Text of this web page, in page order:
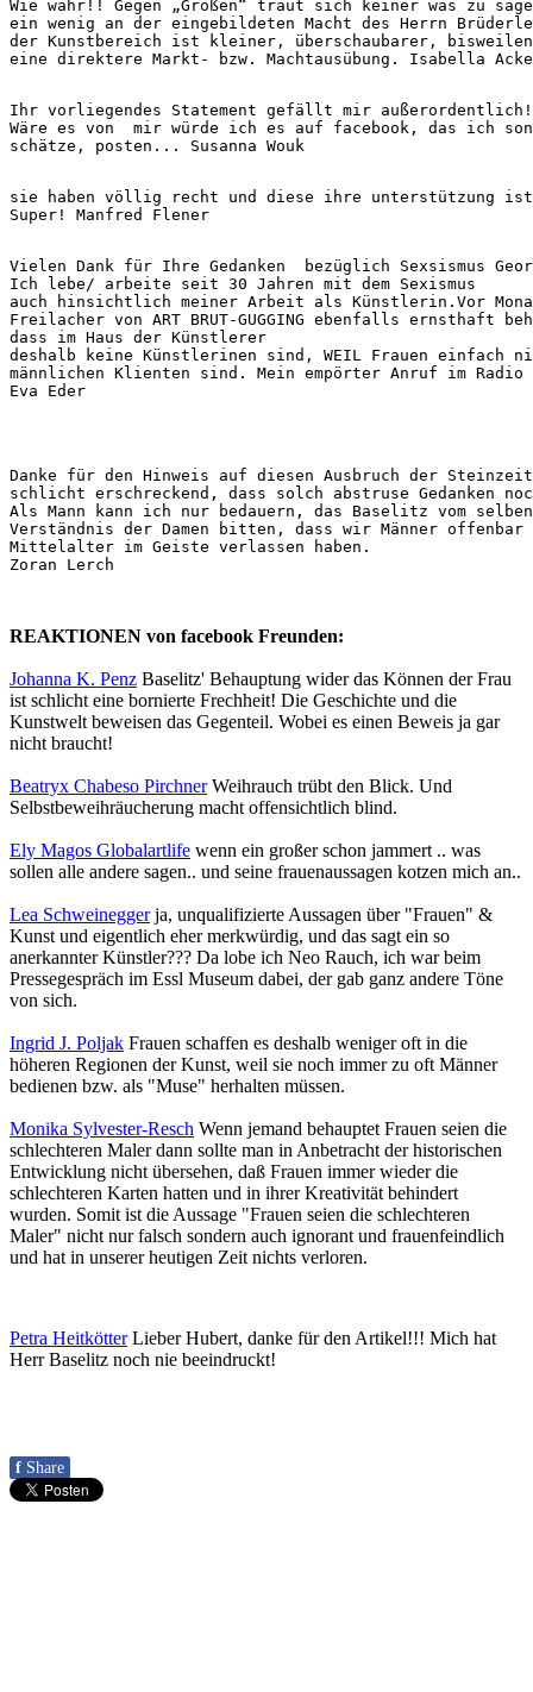
Wie wahr!! Gegen „Größen“ traut sich keiner was zu
ein wenig an der eingebildeten Macht des Herrn
der Kunstbereich ist kleiner, überschaubarer,
eine direktere Markt- bzw. Machtausübung. Isabella
Ihr vorliegendes Statement gefällt mir außerordentlich!
Wäre es von  mir würde ich es auf facebook, das ich
schätze, posten... Susanna Wouk
sie haben völlig recht und diese ihre unterstützung ist
Super! Manfred Flener
Vielen Dank für Ihre Gedanken  bezüglich Sexsismus
Ich lebe/ arbeite seit 30 Jahren mit dem Sexismus
auch hinsichtlich meiner Arbeit als Künstlerin.Vor
Freilacher von ART BRUT-GUGGING ebenfalls ernsthaft
dass im Haus der Künstlerer
deshalb keine Künstlerinen sind, WEIL Frauen einfach
männlichen Klienten sind. Mein empörter Anruf im Radio
Eva Eder
Danke für den Hinweis auf diesen Ausbruch der
schlicht erschreckend, dass solch abstruse Gedanken
Als Mann kann ich nur bedauern, das Baselitz vom
Verständnis der Damen bitten, dass wir Männer
Mittelalter im Geiste verlassen haben.
Zoran Lerch
REAKTIONEN von facebook Freunden:
Johanna K. Penz Baselitz' Behauptung wider das Können der Frau
ist schlicht eine bornierte Frechheit! Die Geschichte und die
Kunstwelt beweisen das Gegenteil. Wobei es einen Beweis ja gar
nicht braucht!
Beatryx Chabeso PirchnerWeihrauch trübt den Blick. Und
Selbstbeweihräucherung macht offensichtlich blind.
Ely Magos Globalartlife wenn ein großer schon jammert .. was
sollen alle andere sagen.. und seine frauenaussagen kotzen mich an..
Lea Schweineggerja, unqualifizierte Aussagen über "Frauen" &
Kunst und eigentlich eher merkwürdig, und das sagt ein so
anerkannter Künstler??? Da lobe ich Neo Rauch, ich war beim
Pressegespräch im Essl Museum dabei, der gab ganz andere Töne
von sich.
Ingrid J. Poljak Frauen schaffen es deshalb weniger oft in die
höheren Regionen der Kunst, weil sie noch immer zu oft Männer
bedienen bzw. als "Muse" herhalten müssen.
Monika Sylvester-Resch Wenn jemand behauptet Frauen seien die
schlechteren Maler dann sollte man in Anbetracht der historischen
Entwicklung nicht übersehen, daß Frauen immer wieder die
schlechteren Karten hatten und in ihrer Kreativität behindert
wurden. Somit ist die Aussage "Frauen seien die schlechteren
Maler" nicht nur falsch sondern auch ignorant und frauenfeindlich
und hat in unserer heutigen Zeit nichts verloren.
Petra HeitkötterLieber Hubert, danke für den Artikel!!! Mich hat
Herr Baselitz noch nie beeindruckt!
f Share